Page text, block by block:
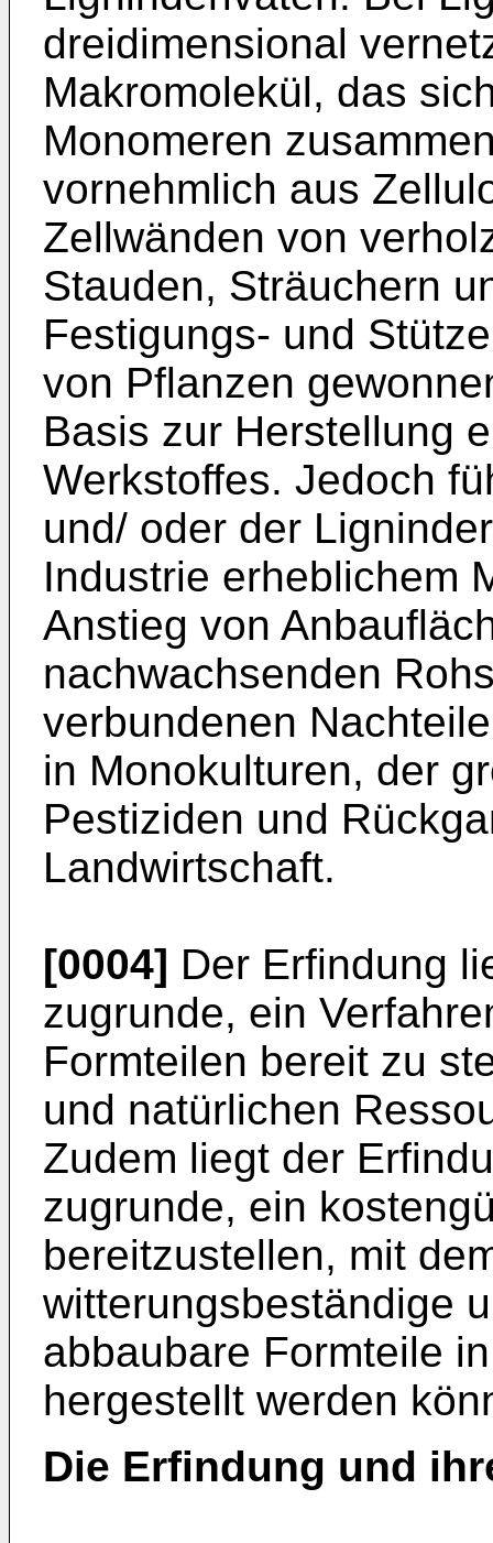
dreidimensional
Makromolekül, das
Monomeren
vornehmlich aus
Zellwänden von
Stauden, Sträuchern
Festigungs- und
von Pflanzen
Basis zur Herstellung
Werkstoffes. Jedoch
und/ oder der
Industrie erheblichem
Anstieg von
nachwachsenden
verbundenen
in Monokulturen, der
Pestiziden und
Landwirtschaft.
[0004] Der Erfindung
zugrunde, ein
Formteilen bereit zu
und natürlichen
Zudem liegt der
zugrunde, ein
bereitzustellen, mit
witterungsbeständige
abbaubare Formteile
hergestellt werden
Die Erfindung und